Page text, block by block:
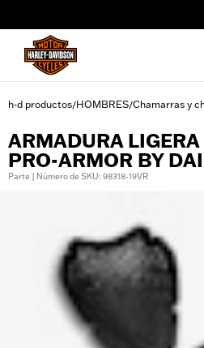
h-d productos/HOMBRES/Chamarras y
ARMADURA
PRO-ARMOR BY
Parte | Número de SKU: 98318-19VR